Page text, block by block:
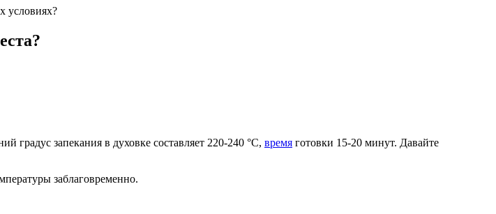
условиях?
градус запекания в духовке составляет 220-240 °C, время готовки 15-20 минут. Давайте
заблаговременно.